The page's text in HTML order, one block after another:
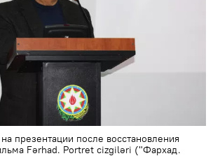
презентации после восстановления
Fərhad. Portret cizgiləri ("Фархад.